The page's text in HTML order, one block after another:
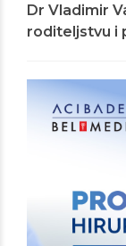
Dr Vladimir
roditeljstvu i